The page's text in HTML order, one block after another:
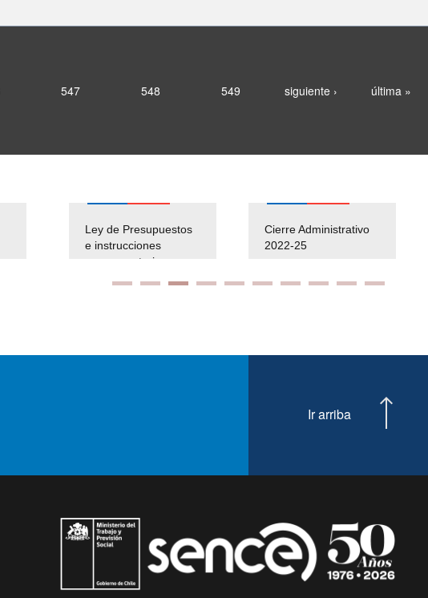
547 548 549 siguiente › última »
Ley de Presupuestos
e instrucciones
presuspuetarias
Cierre Administrativo
2022-25
Ir arriba